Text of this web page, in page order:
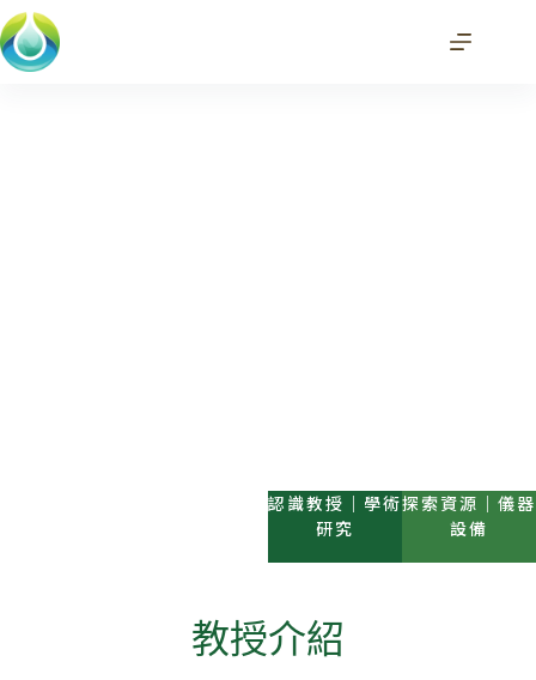
認識教授｜學術
研究
探索資源｜儀器
設備
教授介紹